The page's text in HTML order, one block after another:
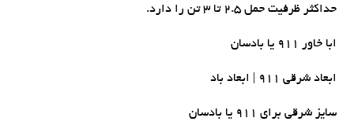
حداکثر ظرفیت حمل 2.5 تا 3 تن را دارد.
ابا خاور 911 یا بادسان
ابعاد شرقی 911 | ابعاد باد
سایز شرقی برای 911 یا بادسان